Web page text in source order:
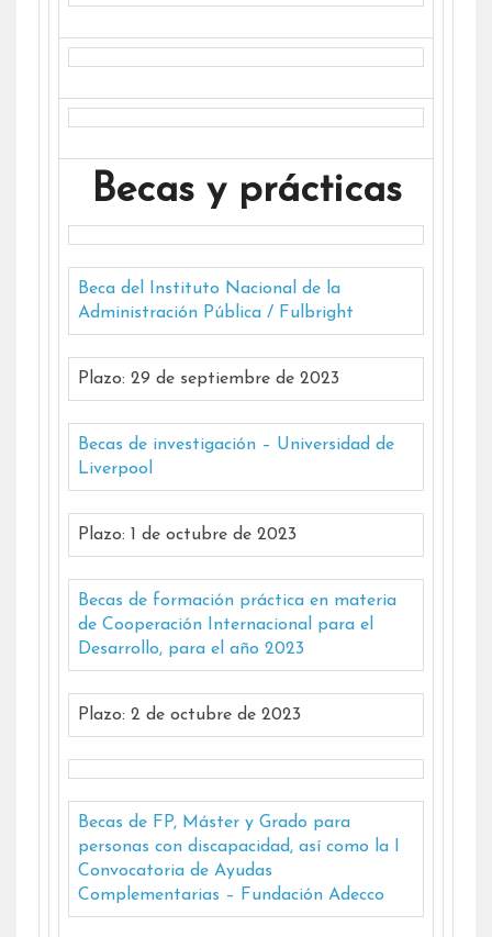
Becas y prácticas
Beca del Instituto Nacional de la
Administración Pública / Fulbright
Plazo: 29 de septiembre de 2023
Becas de investigación – Universidad de
Liverpool
Plazo: 1 de octubre de 2023
Becas de formación práctica en materia
de Cooperación Internacional para el
Desarrollo, para el año 2023
Plazo: 2 de octubre de 2023
Becas de FP, Máster y Grado para
personas con discapacidad, así como la I
Convocatoria de Ayudas
Complementarias – Fundación Adecco